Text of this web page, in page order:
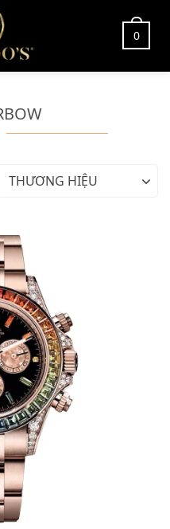
0
THƯƠNG HIỆU